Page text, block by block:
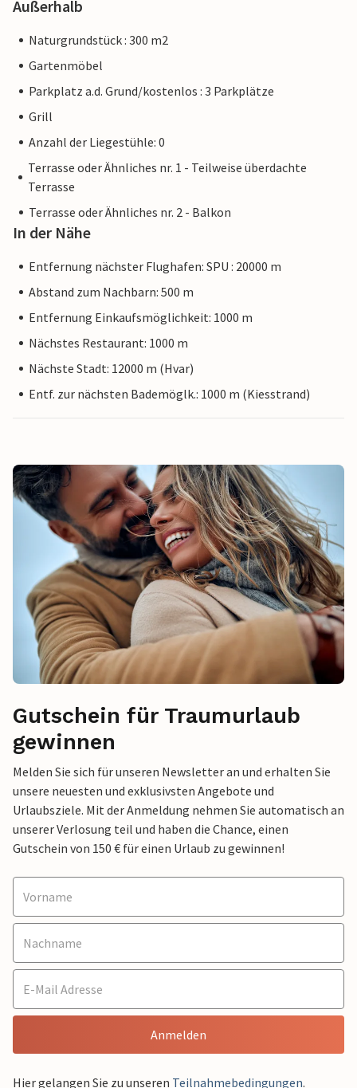
Außerhalb
Naturgrundstück : 300 m2
Gartenmöbel
Parkplatz a.d. Grund/kostenlos : 3 Parkplätze
Grill
Anzahl der Liegestühle: 0
Terrasse oder Ähnliches nr. 1 - Teilweise überdachte
Terrasse
Terrasse oder Ähnliches nr. 2 - Balkon
In der Nähe
Entfernung nächster Flughafen: SPU : 20000 m
Abstand zum Nachbarn: 500 m
Entfernung Einkaufsmöglichkeit: 1000 m
Nächstes Restaurant: 1000 m
Nächste Stadt: 12000 m (Hvar)
Entf. zur nächsten Bademöglk.: 1000 m (Kiesstrand)
Gutschein für Traumurlaub
gewinnen
Melden Sie sich für unseren Newsletter an und erhalten Sie
unsere neuesten und exklusivsten Angebote und
Urlaubsziele. Mit der Anmeldung nehmen Sie automatisch an
unserer Verlosung teil und haben die Chance, einen
Gutschein von 150 € für einen Urlaub zu gewinnen!
Anmelden
Hier gelangen Sie zu unseren Teilnahmebedingungen.